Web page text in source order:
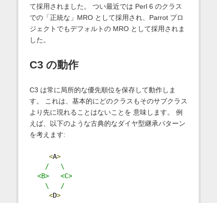
て採用されました。 つい最近では Perl 6 のクラス
での「正統な」MRO として採用され、Parrot プロ
ジェクトでもデフォルトの MRO として採用されま
した。
C3 の動作
C3 は常に局所的な優先順位を保存して動作しま
す。 これは、基本的にどのクラスもそのサブクラス
より先に現れることはないことを 意味します。 例
えば、以下のような古典的なダイヤ型継承パターン
を考えます:
<A>
/   \
<B>   <C>
\   /
<D>